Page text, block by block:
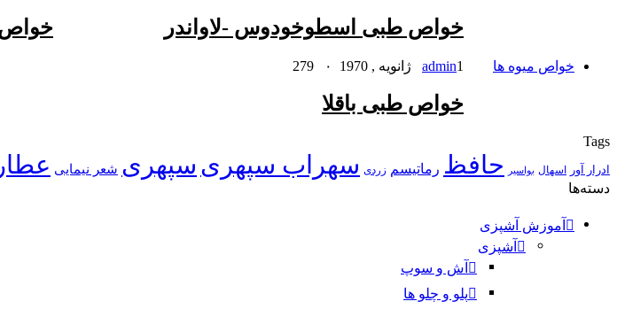
خواص طبی اسطوخودوس -لاواندر خواص
خواص میوه ها admin1 ژانویه , 1970 ۰
خواص طبی باقلا
Tags
ادرار آور اسهال بواسیر حافظ رماتیسم زردی سهراب سپهری سپهری شعر نیمایی
دسته‌ها
آموزش آشپزی
آشپزی
آش و سوپ
پلو و چلو ها